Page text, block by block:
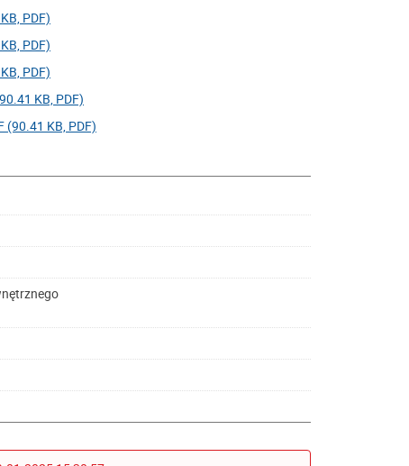
PDF)
PDF)
PDF)
KB, PDF)
(90.41 KB, PDF)